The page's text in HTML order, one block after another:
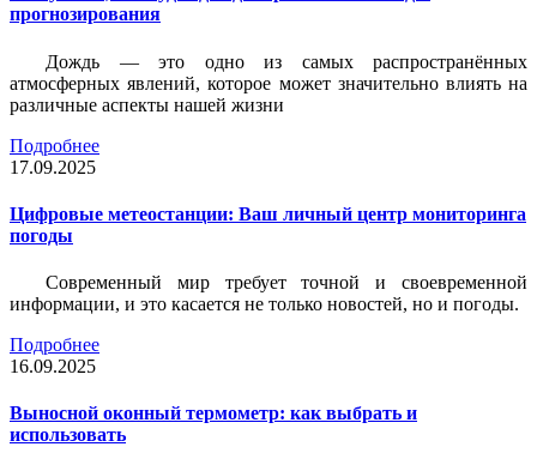
прогнозирования
Дождь — это одно из самых распространённых
атмосферных явлений, которое может значительно влиять на
различные аспекты нашей жизни
Подробнее
17.09.2025
Цифровые метеостанции: Ваш личный центр мониторинга
погоды
Современный мир требует точной и своевременной
информации, и это касается не только новостей, но и погоды.
Подробнее
16.09.2025
Выносной оконный термометр: как выбрать и
использовать